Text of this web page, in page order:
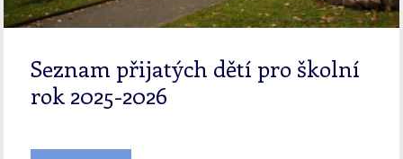
Seznam přijatých dětí pro školní
rok 2025-2026